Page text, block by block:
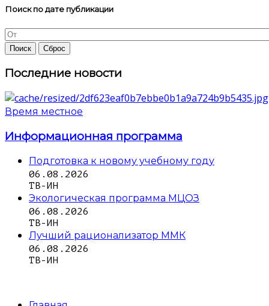
Поиск по дате публикации
Последние новости
Время местное
Информационная программа
Подготовка к новому учебному году
06.08.2026
ТВ-ИН
Экологическая программа МЦОЗ
06.08.2026
ТВ-ИН
Лучший рационализатор ММК
06.08.2026
ТВ-ИН